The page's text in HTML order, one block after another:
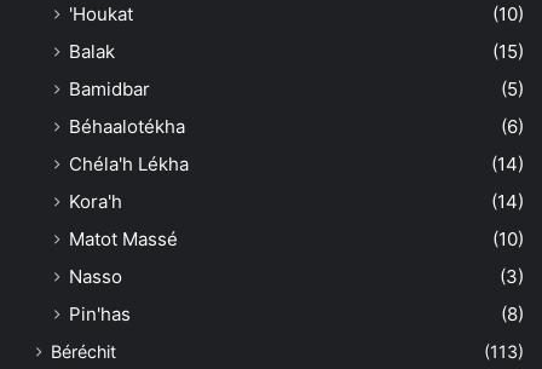
'Houkat
(10)
Balak
(15)
Bamidbar
(5)
Béhaalotékha
(6)
Chéla'h Lékha
(14)
Kora'h
(14)
Matot Massé
(10)
Nasso
(3)
Pin'has
(8)
Béréchit (113)